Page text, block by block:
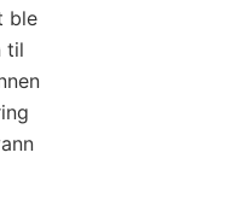
ble
til